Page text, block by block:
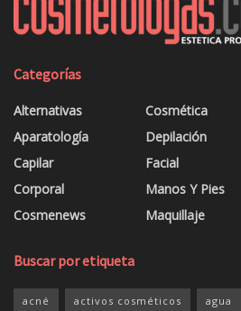
Categorías
Alternativas
Aparatología
Capilar
Corporal
Cosmenews
Cosmética
Depilación
Facial
Manos Y Pies
Maquillaje
Buscar por etiqueta
acné activos cosméticos agua